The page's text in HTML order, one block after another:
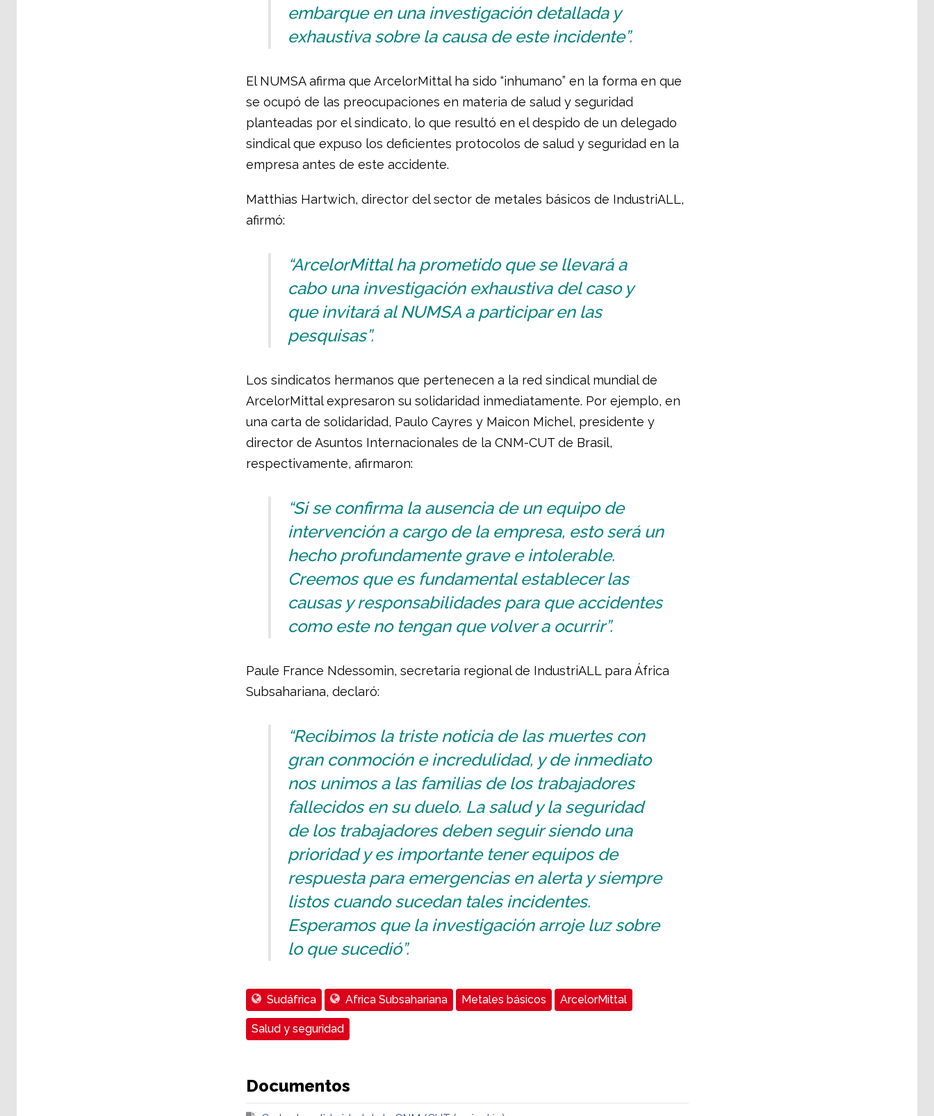
embarque en una investigación detallada y
exhaustiva sobre la causa de este incidente”.
El NUMSA afirma que ArcelorMittal ha sido “inhumano” en la forma en que
se ocupó de las preocupaciones en materia de salud y seguridad
planteadas por el sindicato, lo que resultó en el despido de un delegado
sindical que expuso los deficientes protocolos de salud y seguridad en la
empresa antes de este accidente.
Matthias Hartwich, director del sector de metales básicos de IndustriALL,
afirmó:
“ArcelorMittal ha prometido que se llevará a
cabo una investigación exhaustiva del caso y
que invitará al NUMSA a participar en las
pesquisas”.
Los sindicatos hermanos que pertenecen a la red sindical mundial de
ArcelorMittal expresaron su solidaridad inmediatamente. Por ejemplo, en
una carta de solidaridad, Paulo Cayres y Maicon Michel, presidente y
director de Asuntos Internacionales de la CNM-CUT de Brasil,
respectivamente, afirmaron:
“Si se confirma la ausencia de un equipo de
intervención a cargo de la empresa, esto será un
hecho profundamente grave e intolerable.
Creemos que es fundamental establecer las
causas y responsabilidades para que accidentes
como este no tengan que volver a ocurrir”.
Paule France Ndessomin, secretaria regional de IndustriALL para África
Subsahariana, declaró:
“Recibimos la triste noticia de las muertes con
gran conmoción e incredulidad, y de inmediato
nos unimos a las familias de los trabajadores
fallecidos en su duelo. La salud y la seguridad
de los trabajadores deben seguir siendo una
prioridad y es importante tener equipos de
respuesta para emergencias en alerta y siempre
listos cuando sucedan tales incidentes.
Esperamos que la investigación arroje luz sobre
lo que sucedió”.
Sudáfrica Africa Subsahariana Metales básicos ArcelorMittal
Salud y seguridad
Documentos